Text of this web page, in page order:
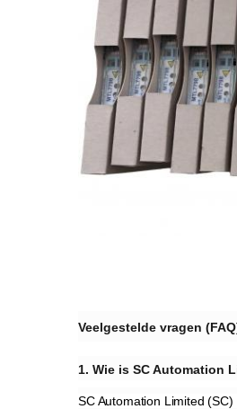
Veelgestelde vragen
​1. Wie is SC Automation
SC Automation Limited